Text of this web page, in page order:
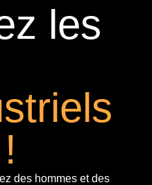
les
des hommes et des